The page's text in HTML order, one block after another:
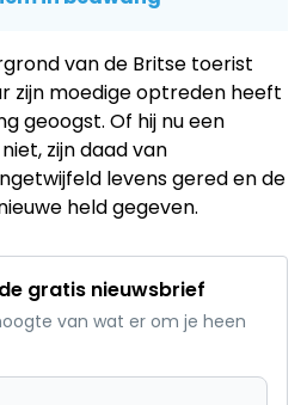
van de Britse toerist
zijn moedige optreden heeft
geoogst. Of hij nu een
zijn daad van
levens gered en de
held gegeven.
gratis nieuwsbrief
van wat er om je heen